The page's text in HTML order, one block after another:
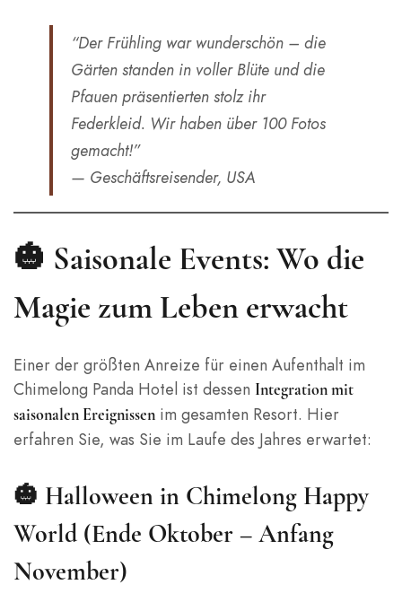
“Der Frühling war wunderschön – die
Gärten standen in voller Blüte und die
Pfauen präsentierten stolz ihr
Federkleid. Wir haben über 100 Fotos
gemacht!”
— Geschäftsreisender, USA
🎃 Saisonale Events: Wo die
Magie zum Leben erwacht
Einer der größten Anreize für einen Aufenthalt im
Chimelong Panda Hotel ist dessen Integration mit
saisonalen Ereignissen im gesamten Resort. Hier
erfahren Sie, was Sie im Laufe des Jahres erwartet:
🎃 Halloween in Chimelong Happy
World (Ende Oktober – Anfang
November)